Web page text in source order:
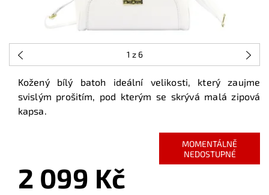
1 z 6
Kožený bílý batoh ideální velikosti, který zaujme
svislým prošitím, pod kterým se skrývá malá zipová
kapsa.
MOMENTÁLNĚ
NEDOSTUPNÉ
2 099 Kč